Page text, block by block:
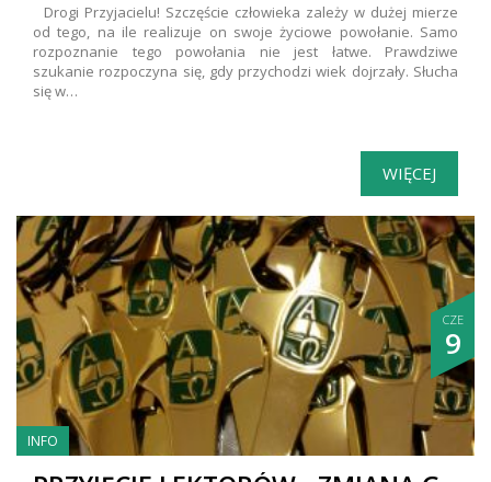
Drogi Przyjacielu! Szczęście człowieka zależy w dużej mierze
od tego, na ile realizuje on swoje życiowe powołanie. Samo
rozpoznanie tego powołania nie jest łatwe. Prawdziwe
szukanie rozpoczyna się, gdy przychodzi wiek dojrzały. Słucha
się w…
WIĘCEJ
CZE
9
INFO